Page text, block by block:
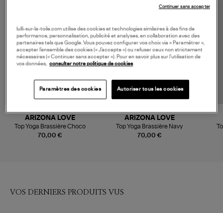
70,00 €
ARIZONA LOVE
Top Yoga Brassière Choco
70,00 €
ARIZONA LOVE
Top Yoga Brassière Navy
VOS DERNIERS PRODUITS VUS
lulli-sur-la-toile.com utilise des cookies et technologies similaires à des fins de
performance, personnalisation, publicité et analyses, en collaboration avec des
partenaires tels que Google. Vous pouvez configurer vos choix via « Paramétrer »,
accepter l’ensemble des cookies (« J’accepte ») ou refuser ceux non strictement
nécessaires (« Continuer sans accepter »). Pour en savoir plus sur l’utilisation de
vos données, consulter notre politique de cookies
Paramètres des cookies Autoriser tous les cookies
Continuer sans accepter